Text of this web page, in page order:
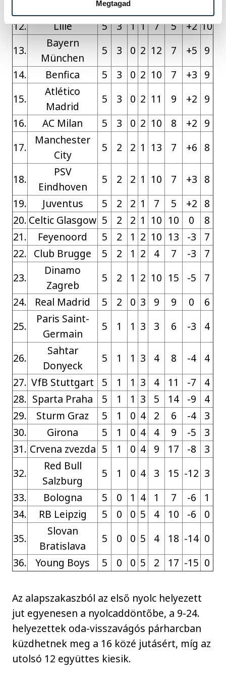
Megtagad
5 3 1
12.
Lille 5 3 1 1 7 5 +2 10
13.
Bayern
München
5 3 0 2 12 7 +5 9
14.
Benfica 5 3 0 2 10 7 +3 9
15.
Atlético
Madrid
5 3 0 2 11 9 +2 9
16.
AC Milan 5 3 0 2 10 8 +2 9
17.
Manchester
City
5 2 2 1 13 7 +6 8
18.
PSV
Eindhoven
5 2 2 1 10 7 +3 8
19.
Juventus 5 2 2 1 7 5 +2 8
20. Celtic Glasgow 5 2 2 1 10 10 0
8
21.
Feyenoord 5 2 1 2 10 13 -3
7
22. Club Brugge 5 2 1 2 4 7 -3
7
23.
Dinamo
Zagreb
5 2 1 2 10 15 -5
7
24.
Real Madrid 5 2 0 3 9 9 0
6
25.
Paris Saint-
Germain
5 1 1 3 3 6 -3 4
26.
Sahtar
Donyeck
5 1 1 3 4 8 -4
4
27. VfB Stuttgart 5 1 1 3 4 11 -7
4
28. Sparta Praha 5 1 1 3 5 14 -9
4
29.
Sturm Graz 5 1 0 4 2 6 -4
3
30.
Girona 5 1 0 4 4 9 -5
3
31. Crvena zvezda 5 1 0 4 9 17 -8
3
32.
Red Bull
Salzburg
5 1 0 4 3 15 -12 3
33.
Bologna 5 0 1 4 1 7 -6
1
34.
RB Leipzig 5 0 0 5 4 10 -6
0
35.
Slovan
Bratislava
5 0 0 5 4 18 -14 0
36.
Young Boys 5 0 0 5 2 17 -15 0
Az alapszakaszból az első nyolc helyezett
jut egyenesen a nyolcaddöntőbe, a 9-24.
helyezettek oda-visszavágós párharcban
küzdhetnek meg a 16 közé jutásért, míg az
utolsó 12 együttes kiesik.